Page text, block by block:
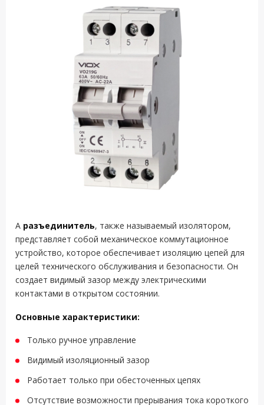
A разъединитель, также называемый изолятором,
представляет собой механическое коммутационное
устройство, которое обеспечивает изоляцию цепей для
целей технического обслуживания и безопасности. Он
создает видимый зазор между электрическими
контактами в открытом состоянии.
Основные характеристики:
Только ручное управление
Видимый изоляционный зазор
Работает только при обесточенных цепях
Отсутствие возможности прерывания тока короткого